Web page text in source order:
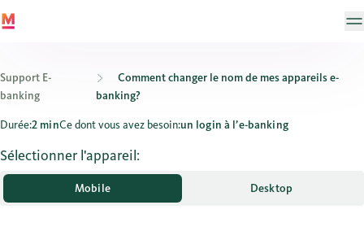
Support E-
banking
Comment changer le nom de mes appareils e-
banking?
Comment changer le nom de mes appareils e-banking?
Durée:2 minCe dont vous avez besoin:un login à l’e-banking
Sélectionner l'appareil:
Mobile Desktop